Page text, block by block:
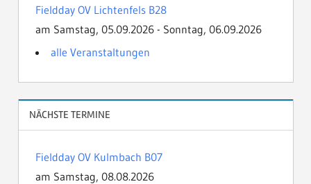
Fieldday OV Lichtenfels B28
am Samstag, 05.09.2026 - Sonntag, 06.09.2026
alle Veranstaltungen
NÄCHSTE TERMINE
Fieldday OV Kulmbach B07
am Samstag, 08.08.2026